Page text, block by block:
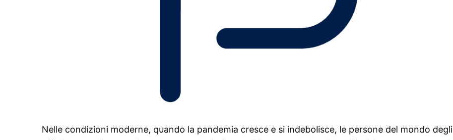
Nelle condizioni moderne, quando la pandemia cresce e si indebolisce, le persone del mondo degli